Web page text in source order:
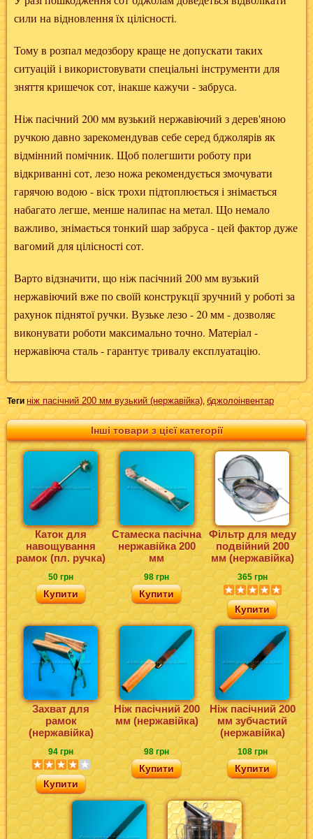
сили на відновлення їх цілісності.
Тому в розпал медозбору краще не допускати таких
ситуацій і використовувати спеціальні інструменти для
зняття кришечок сот, інакше кажучи - забруса.
Ніж пасічний 200 мм вузький нержавіючий з дерев'яною
ручкою давно зарекомендував себе серед бджолярів як
відмінний помічник. Щоб полегшити роботу при
відкриванні сот, лезо ножа рекомендується змочувати
гарячою водою - віск трохи підтоплюється і знімається
набагато легше, менше налипає на метал. Що немало
важливо, знімається тонкий шар забруса - цей фактор дуже
вагомий для цілісності сот.
Варто відзначити, що ніж пасічний 200 мм вузький
нержавіючий вже по своїй конструкції зручний у роботі за
рахунок піднятої ручки. Вузьке лезо - 20 мм - дозволяє
виконувати роботи максимально точно. Матеріал -
нержавіюча сталь - гарантує тривалу експлуатацію.
Теги ніж пасічний 200 мм вузький (нержавійка), бджолоінвентар
Інші товари з цієї категорії
Каток для
навощування
рамок (пл. ручка)
50 грн
Купити
Стамеска пасічна
нержавійка 200
мм
98 грн
Купити
Фільтр для меду
подвійний 200
мм (нержавійка)
365 грн
Купити
Захват для
рамок
(нержавійка)
94 грн
Купити
Ніж пасічний 200
мм (нержавійка)
98 грн
Купити
Ніж пасічний 200
мм зубчастий
(нержавійка)
108 грн
Купити